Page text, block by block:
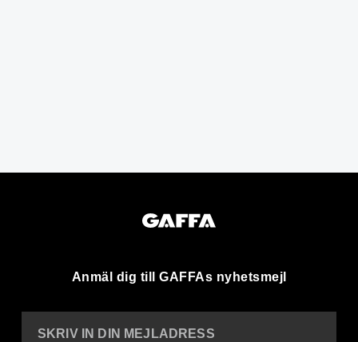
Anmäl dig till GAFFAs nyhetsmejl
SKRIV IN DIN MEJLADRESS